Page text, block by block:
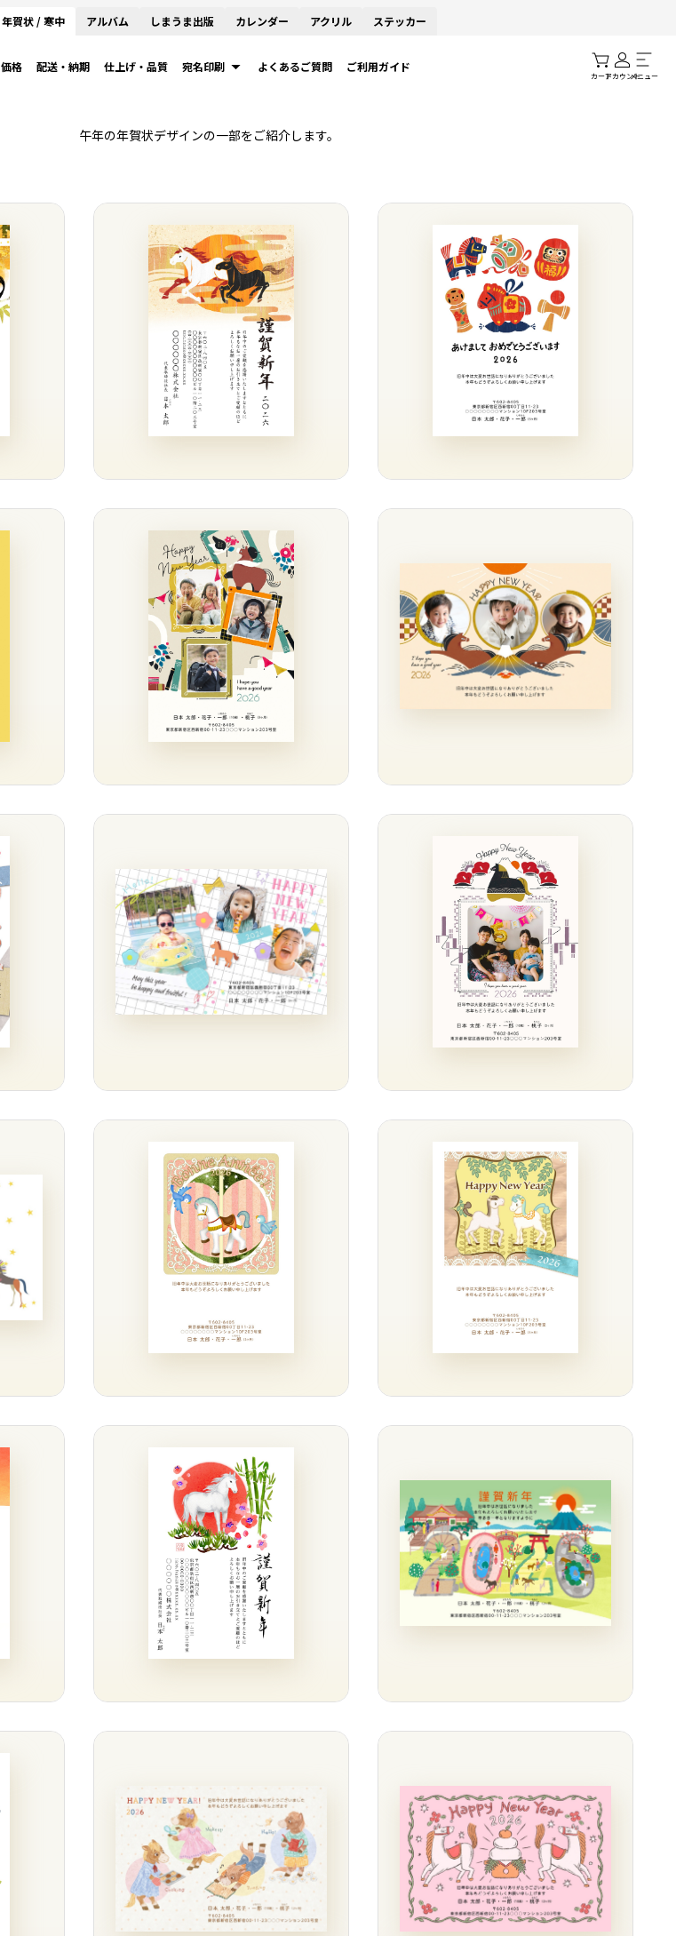
年賀状 / 寒中 アルバム しまうま出版 カレンダー アクリル ステッカー
価格 配送・納期 仕上げ・品質 宛名印刷 よくあるご質問 ご利用ガイド
カートアカウントメニュー
午年の年賀状デザインの一部をご紹介します。